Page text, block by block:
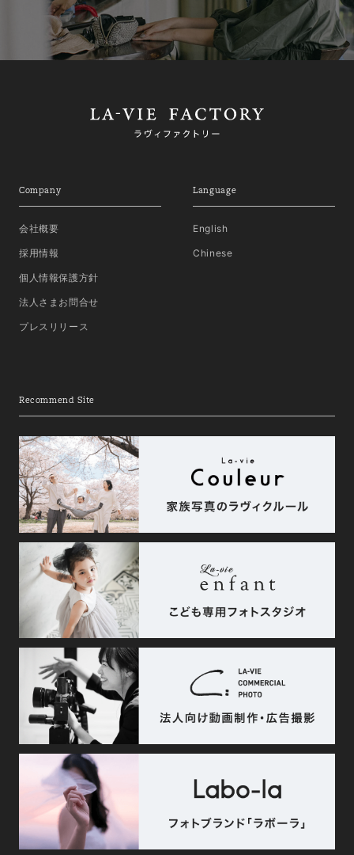
Company
会社概要
採用情報
個人情報保護方針
法人さまお問合せ
プレスリリース
Language
English
Chinese
Recommend Site